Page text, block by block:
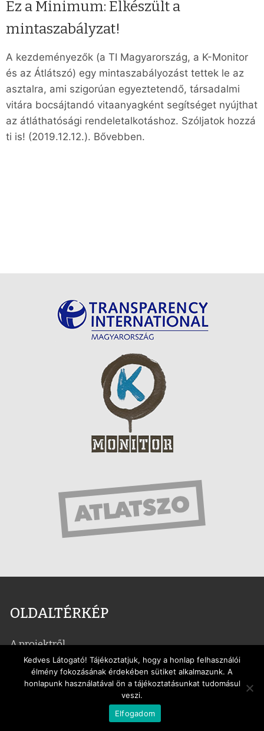
Ez a Minimum: Elkészült a
mintaszabályzat!
A kezdeményezők (a TI Magyarország, a K-Monitor
és az Átlátszó) egy mintaszabályozást tettek le az
asztalra, ami szigorúan egyeztetendő, társadalmi
vitára bocsájtandó vitaanyagként segítséget nyújthat
az átláthatósági rendeletalkotáshoz. Szóljatok hozzá
ti is! (2019.12.12.). Bővebben.
OLDALTÉRKÉP
A projektről
minimumpontok
Kedves Látogató! Tájékoztatjuk, hogy a honlap felhasználói
élmény fokozásának érdekében sütiket alkalmazunk. A
honlapunk használatával ön a tájékoztatásunkat tudomásul
veszi.
Elfogadom